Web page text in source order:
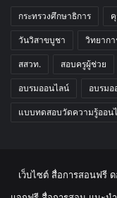
กระทรวงศึกษาธิการ
วันวิสาขบูชา วิทยาก
สสวท. สอบครูผู้ช่วย
อบรมออนไลน์ อบรมอ
แบบทดสอบวัดความรู้ออน
เว็บไซต์ สื่อการสอนฟรี